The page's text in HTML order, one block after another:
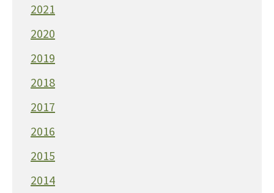
2021
2020
2019
2018
2017
2016
2015
2014